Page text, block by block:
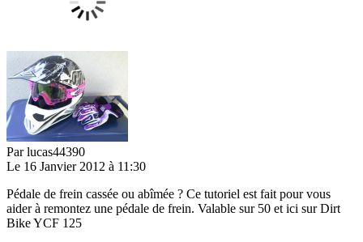
Parlucas44390
Le 16 Janvier 2012 à 11:30
Pédale de frein cassée ou abîmée ? Ce tutoriel est fait pour vous
aider à remontez une pédale de frein. Valable sur 50 et ici sur Dirt
Bike YCF 125